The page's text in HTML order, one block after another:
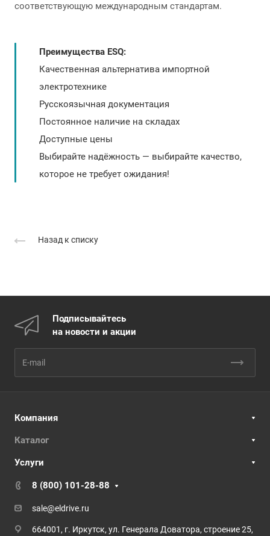
соответствующую международным стандартам.
Преимущества ESQ:
Качественная альтернатива импортной
электротехнике
Русскоязычная документация
Постоянное наличие на складах
Доступные цены
Выбирайте надёжность — выбирайте качество,
которое не требует ожидания!
Назад к списку
Подписывайтесь
на новости и акции
Компания
Каталог
Услуги
8 (800) 101-28-88
sale@eldrive.ru
664001, г. Иркутск, ул. Генерала Доватора, строение 25,